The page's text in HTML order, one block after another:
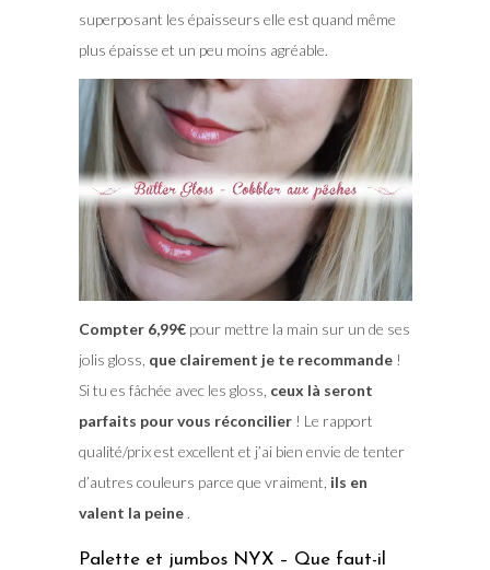
superposant les épaisseurs elle est quand même
plus épaisse et un peu moins agréable.
Compter 6,99€pour mettre la main sur un de ses
jolis gloss, que clairement je te recommande!
Si tu es fâchée avec les gloss, ceux là seront
parfaits pour vous réconcilier! Le rapport
qualité/prix est excellent et j’ai bien envie de tenter
d’autres couleurs parce que vraiment, ils en
valent la peine.
Palette et jumbos NYX – Que faut-il